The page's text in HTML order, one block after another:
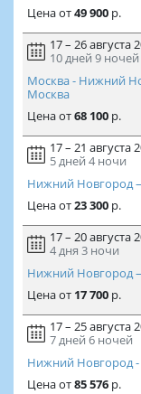
Ценаот49 900р.
17 – 26 августа
10 дней 9 ночей
Москва - Нижний
Москва
Ценаот68 100р.
17 – 21 августа
5 дней 4 ночи
Нижний Новгород
Ценаот23 300р.
17 – 20 августа
4 дня 3 ночи
Нижний Новгород
Ценаот 17 700р.
17 – 25 августа
7 дней 6 ночей
Нижний Новгород
Ценаот85 576р.